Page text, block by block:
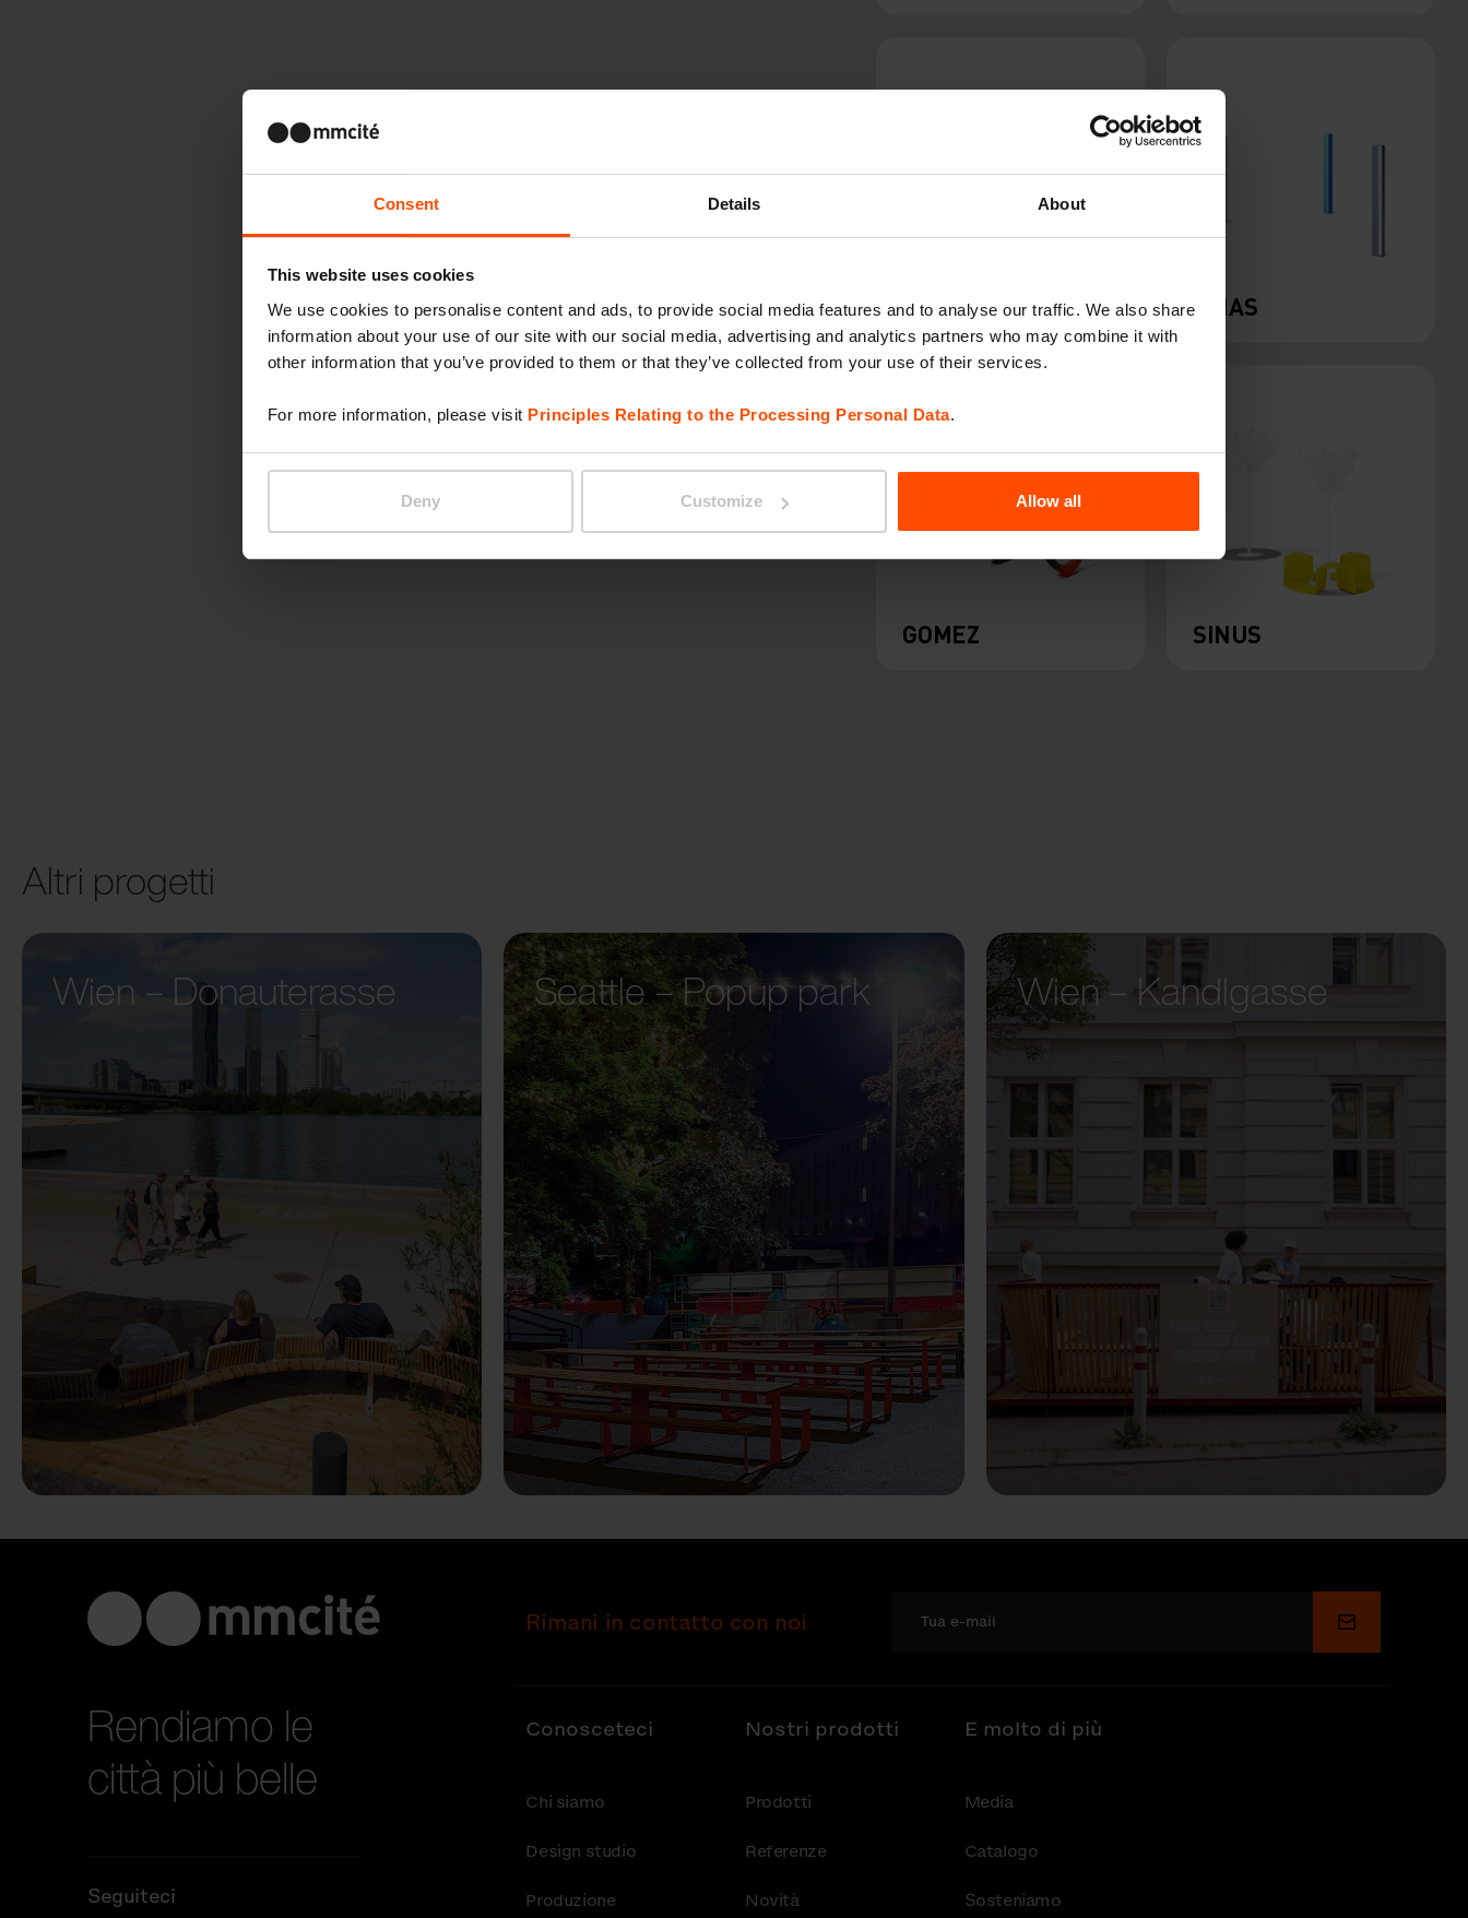
Consent Details About
This website uses cookies
We use cookies to personalise content and ads, to provide social media features and to analyse our traffic. We also share
information about your use of our site with our social media, advertising and analytics partners who may combine it with
other information that you’ve provided to them or that they’ve collected from your use of their services.
For more information, please visit Principles Relating to the Processing Personal Data.
Deny Customize Allow all
PRAX ELIAS
GOMEZ SINUS
Altri progetti
Wien – Donauterasse
Seattle – Popup park Wien – Kandlgasse
Rendiamo le
città più belle
Seguiteci
Rimani in contatto con noi Invia
Conosceteci
Chi siamo
Design studio
Produzione
Nostri prodotti
Prodotti
Referenze
Novità
E molto di più
Media
Catalogo
Sosteniamo